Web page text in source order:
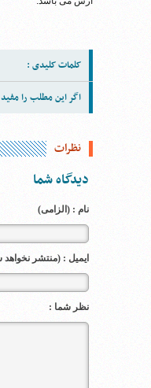
کلمات کلیدی :
اگر این مطلب را مفید
نظرات
دیدگاه شما
نام : (الزامی)
ایمیل : (منتشر
نظر شما :